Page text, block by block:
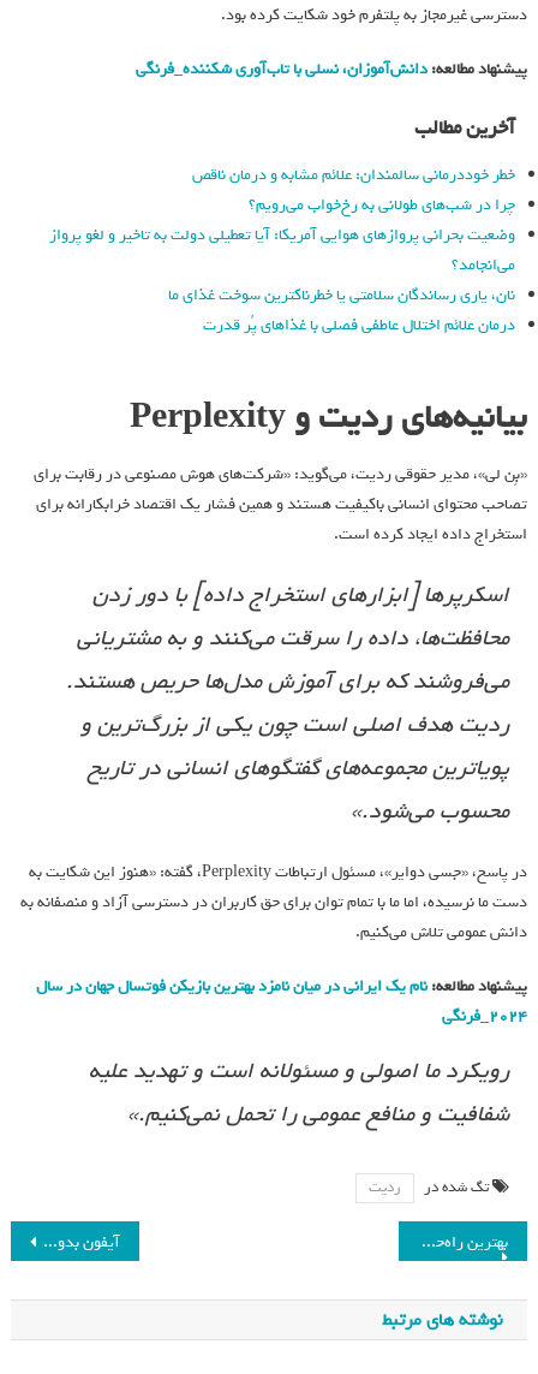
دسترسی غیرمجاز به پلتفرم خود شکایت کرده بود.
پیشنهاد مطالعه:دانش‌آموزان، نسلي با تاب‌آوري شكننده_فرنگی
آخرین مطالب
خطر خوددرمانی سالمندان: علائم مشابه و درمان ناقص
چرا در شب‌های طولانی به رخ‌خواب می‌رویم؟
وضعیت بحرانی پروازهای هوایی آمریکا: آیا تعطیلی دولت به تاخیر و لغو پرواز
می‌انجامد؟
نان، یاری رساندگان سلامتی یا خطرناکترین سوخت غذای ما
درمان علائم اختلال عاطفی فصلی با غذاهای پُر قدرت
بیانیه‌های ردیت و Perplexity
«بِن لی»، مدیر حقوقی ردیت، می‌گوید: «شرکت‌های هوش مصنوعی در رقابت برای
تصاحب محتوای انسانی باکیفیت هستند و همین فشار یک اقتصاد خرابکارانه برای
استخراج داده ایجاد کرده است.
اسکرپرها [ابزارهای استخراج داده] با دور زدن
محافظت‌ها، داده را سرقت می‌کنند و به مشتریانی
می‌فروشند که برای آموزش مدل‌ها حریص هستند.
ردیت هدف اصلی است چون یکی از بزرگ‌ترین و
پویاترین مجموعه‌های گفتگوهای انسانی در تاریخ
محسوب می‌شود.»
در پاسخ، «جسی دوایر»، مسئول ارتباطات Perplexity، گفته: «هنوز این شکایت به
دست ما نرسیده، اما ما با تمام توان برای حق کاربران در دسترسی آزاد و منصفانه به
دانش عمومی تلاش می‌کنیم.
پیشنهاد مطالعه:نام یک ایرانی در میان نامزد بهترین بازیکن فوتسال جهان در سال
۲۰۲۴_فرنگی
رویکرد ما اصولی و مسئولانه است و تهدید علیه
شفافیت و منافع عمومی را تحمل نمی‌کنیم.»
تگ شده در ردیت
آیفون بدون حاشیه و تاشو تا سال 2028: آینده یک گوشی هوشمند بهترین راه‌حل برای تقویت استخوان‌هایتان قبل از 30 سالگی
نوشته های مرتبط